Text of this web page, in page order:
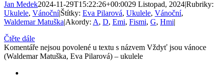
Jan Medek2024-11-29T15:22:26+00:0029 Listopad, 2024|Rubriky:
Ukulele, Vánoční|Štítky: Eva Pilarová, Ukulele, Vánoční,
Waldemar Matuška|Akordy: A, D, Emi, Fismi, G, Hmi|
Čtěte dále
Komentáře nejsou povolené u textu s názvem Vždyť jsou vánoce
(Waldemar Matuška, Eva Pilarová) – ukulele